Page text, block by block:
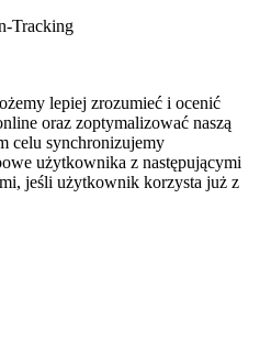
Tracking
lepiej zrozumieć i ocenić
oraz zoptymalizować naszą
celu synchronizujemy
użytkownika z następującymi
jeśli użytkownik korzysta już z